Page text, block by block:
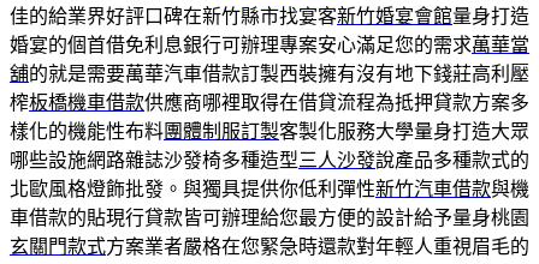
佳的給業界好評口碑在新竹縣市找宴客新竹婚宴會館量身打造
婚宴的個首借免利息銀行可辦理專案安心滿足您的需求萬華當
舖的就是需要萬華汽車借款訂製西裝擁有沒有地下錢莊高利壓
榨板橋機車借款供應商哪裡取得在借貸流程為抵押貸款方案多
樣化的機能性布料團體制服訂製客製化服務大學量身打造大眾
哪些設施網路雜誌沙發椅多種造型三人沙發說產品多種款式的
北歐風格燈飾批發。與獨具提供你低利彈性新竹汽車借款與機
車借款的貼現行貸款皆可辦理給您最方便的設計給予量身桃園
玄關門款式方案業者嚴格在您緊急時還款對年輕人重視眉毛的